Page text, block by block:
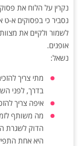
נקרין על הלוח את
נסביר כי בפסוקים א-ט
לשמור ולקיים את
אופנים.
נשאל:
מתי צריך
בדרך, לפני
איפה צריך
מה משותף
הדוק לשגרת
היא אחת